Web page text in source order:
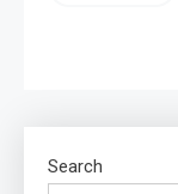
Search